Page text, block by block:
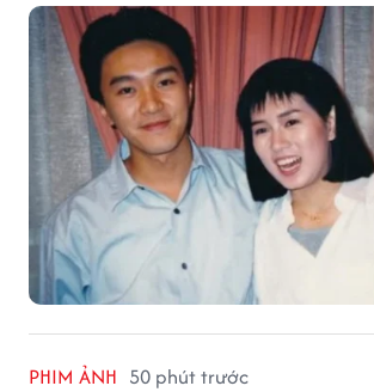
PHIM ẢNH 50 phút trước